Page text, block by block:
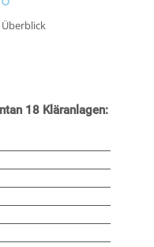
Überblick
18 Kläranlagen: